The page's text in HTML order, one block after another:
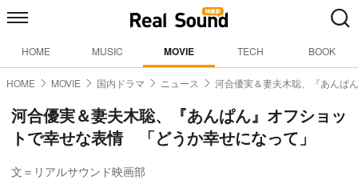
HOME MUSIC MOVIE TECH BOOK
HOME MOVIE 国内ドラマ ニュース 河合優実＆妻夫木聡、『あんぱ
河合優実＆妻夫木聡、『あんぱん』オフショッ
トで幸せな表情 「どうか幸せになって」
文＝リアルサウンド映画部